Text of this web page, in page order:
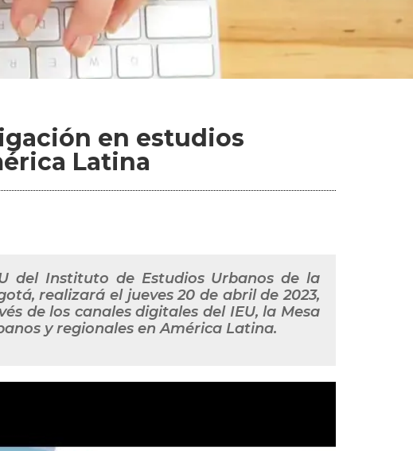
en estudios
Latina
del Instituto de Estudios Urbanos de la
realizará el jueves 20 de abril de 2023,
de los canales digitales del IEU, la Mesa
y regionales en América Latina.